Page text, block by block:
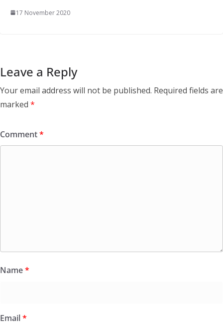
17 November 2020
Leave a Reply
Your email address will not be published. Required fields are
marked *
Comment*
Name*
Email*